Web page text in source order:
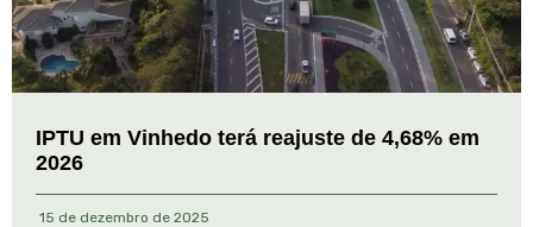
IPTU em Vinhedo terá reajuste de 4,68% em
2026
15 de dezembro de 2025